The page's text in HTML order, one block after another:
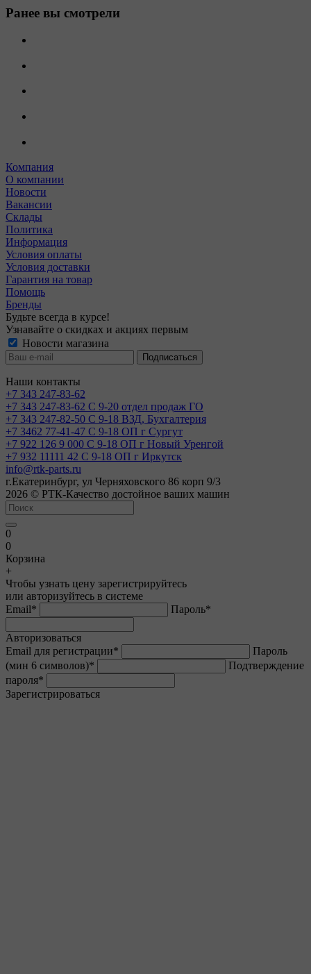
Ранее вы смотрели
Компания
О компании
Новости
Вакансии
Склады
Политика
Информация
Условия оплаты
Условия доставки
Гарантия на товар
Помощь
Бренды
Будьте всегда в курсе!
Узнавайте о скидках и акциях первым
Новости магазина
Наши контакты
+7 343 247-83-62
+7 343 247-83-62 С 9-20 отдел продаж ГО
+7 343 247-82-50 С 9-18 ВЗД, Бухгалтерия
+7 3462 77-41-47 С 9-18 ОП г Сургут
+7 922 126 9 000 С 9-18 ОП г Новый Уренгой
+7 932 11111 42 С 9-18 ОП г Иркутск
info@rtk-parts.ru
г.Екатеринбург, ул Черняховского 86 корп 9/3
2026 © РТК-Качество достойное ваших машин
0
0
Корзина
+
Чтобы узнать цену зарегистрируйтесь
или авторизуйтесь в системе
Email* Пароль*
Авторизоваться
Email для регистрации*
Пароль
(мин 6 символов)*
Подтверждение
пароля*
Зарегистрироваться